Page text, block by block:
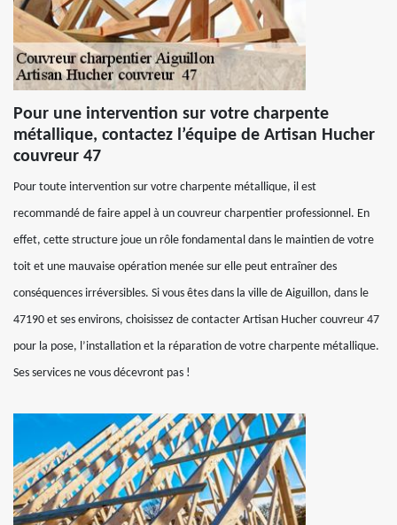
Pour une intervention sur votre charpente
métallique, contactez l’équipe de Artisan Hucher
couvreur 47
Pour toute intervention sur votre charpente métallique, il est
recommandé de faire appel à un couvreur charpentier professionnel. En
effet, cette structure joue un rôle fondamental dans le maintien de votre
toit et une mauvaise opération menée sur elle peut entraîner des
conséquences irréversibles. Si vous êtes dans la ville de Aiguillon, dans le
47190 et ses environs, choisissez de contacter Artisan Hucher couvreur 47
pour la pose, l’installation et la réparation de votre charpente métallique.
Ses services ne vous décevront pas !